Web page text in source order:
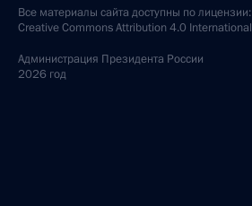
Все материалы сайта доступны по лицензии:
Creative Commons Attribution 4.0 International
Администрация Президента России
2026 год